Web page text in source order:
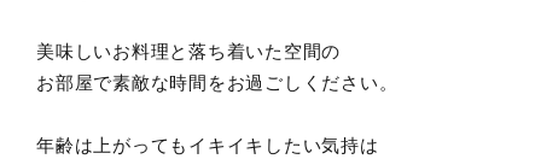
美味しいお料理と落ち着いた空間の
お部屋で素敵な時間をお過ごしください。
年齢は上がってもイキイキしたい気持は